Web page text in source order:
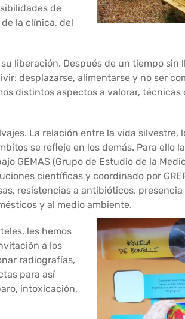
de
la clínica, del
liberación. Después de un tiempo sin
desplazarse, alimentarse y no ser
distintos aspectos a valorar, técnicas
La relación entre la vida silvestre,
se refleje en los demás. Para ello
GEMAS (Grupo de Estudio de la
científicas y coordinado por
resistencias a antibióticos, presencia
y al medio ambiente.
les hemos
a los
radiografías,
para así
intoxicación,